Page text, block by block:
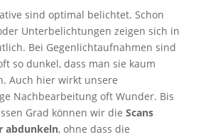
sind optimal belichtet. Schon
Unterbelichtungen zeigen sich in
Bei Gegenlichtaufnahmen sind
so dunkel, dass man sie kaum
Auch hier wirkt unsere
Nachbearbeitung oft Wunder. Bis
Grad können wir die Scans
abdunkeln, ohne dass die